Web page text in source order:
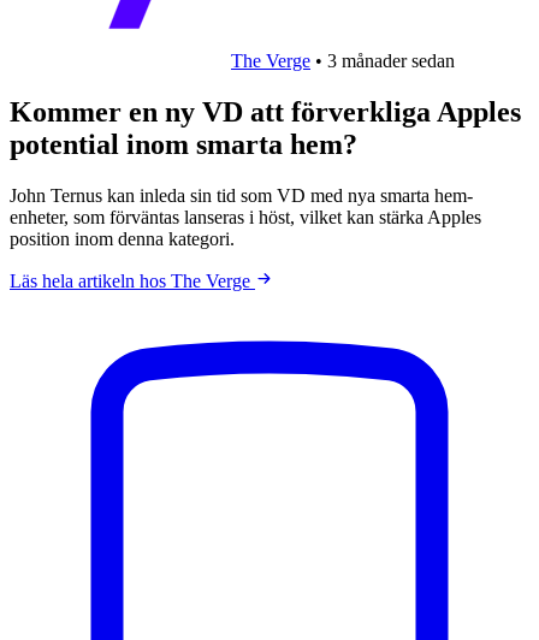
The Verge • 3 månader sedan
Kommer en ny VD att förverkliga Apples
potential inom smarta hem?
John Ternus kan inleda sin tid som VD med nya smarta hem-
enheter, som förväntas lanseras i höst, vilket kan stärka Apples
position inom denna kategori.
Läs hela artikeln hos The Verge